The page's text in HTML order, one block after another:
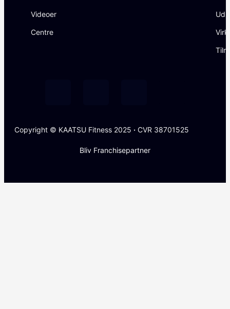
Videoer
Centre
Copyright © KAATSU Fitness 2025 · CVR 38701525
Bliv Franchisepartner